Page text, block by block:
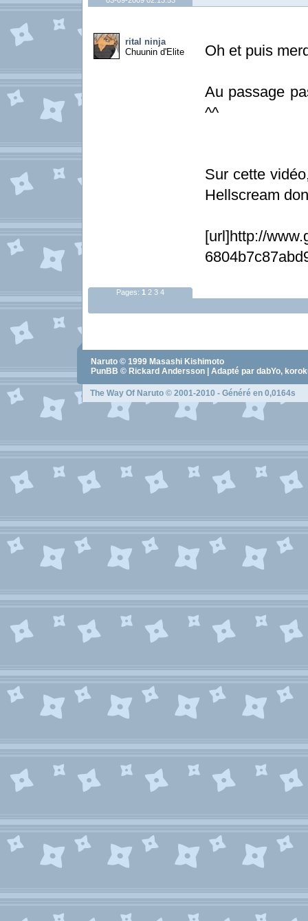
rital ninja
Chuunin d'Elite
Oh et puis
Au passage
^^
Sur cette
Hellscream
[url]http://
Pages: 1 2 3 4
Naruto © 1999 Masashi Kishimoto
PunBB © Rickard Andersson | Adapté par dabYo,
The Way Of Naruto © 2001-2010 - Généré en 0,0164s